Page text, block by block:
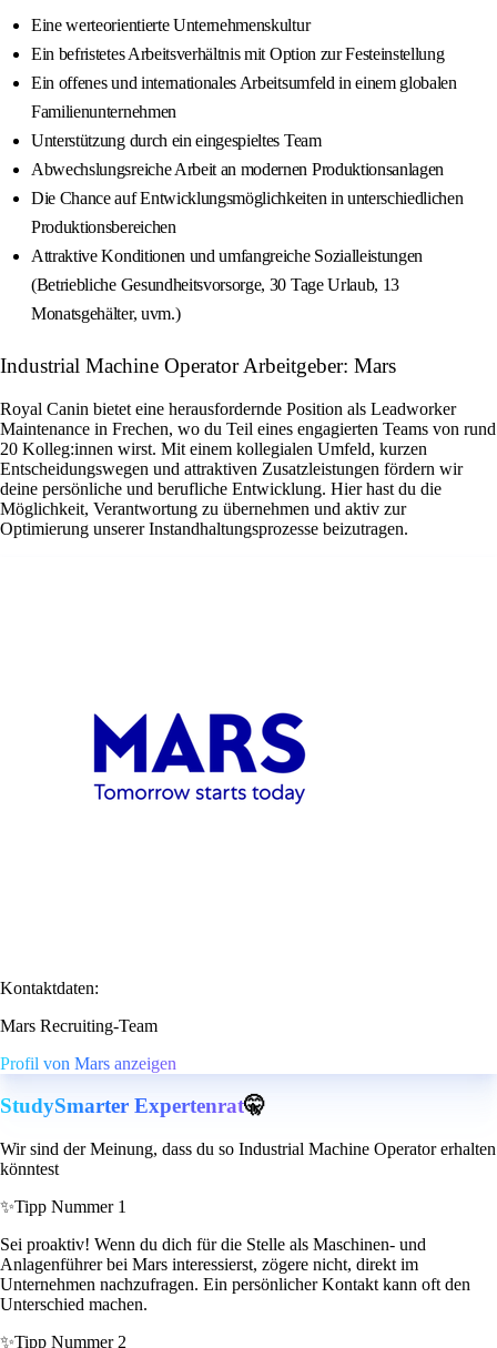
Eine werteorientierte Unternehmenskultur
Ein befristetes Arbeitsverhältnis mit Option zur Festeinstellung
Ein offenes und internationales Arbeitsumfeld in einem globalen
Familienunternehmen
Unterstützung durch ein eingespieltes Team
Abwechslungsreiche Arbeit an modernen Produktionsanlagen
Die Chance auf Entwicklungsmöglichkeiten in unterschiedlichen
Produktionsbereichen
Attraktive Konditionen und umfangreiche Sozialleistungen
(Betriebliche Gesundheitsvorsorge, 30 Tage Urlaub, 13
Monatsgehälter, uvm.)
Industrial Machine Operator Arbeitgeber: Mars
Royal Canin bietet eine herausfordernde Position als Leadworker
Maintenance in Frechen, wo du Teil eines engagierten Teams von rund
20 Kolleg:innen wirst. Mit einem kollegialen Umfeld, kurzen
Entscheidungswegen und attraktiven Zusatzleistungen fördern wir
deine persönliche und berufliche Entwicklung. Hier hast du die
Möglichkeit, Verantwortung zu übernehmen und aktiv zur
Optimierung unserer Instandhaltungsprozesse beizutragen.
Kontaktdaten:
Mars Recruiting-Team
Profil von Mars anzeigen
StudySmarter Expertenrat🤫
Wir sind der Meinung, dass du so Industrial Machine Operator erhalten
könntest
✨Tipp Nummer 1
Sei proaktiv! Wenn du dich für die Stelle als Maschinen- und
Anlagenführer bei Mars interessierst, zögere nicht, direkt im
Unternehmen nachzufragen. Ein persönlicher Kontakt kann oft den
Unterschied machen.
✨Tipp Nummer 2